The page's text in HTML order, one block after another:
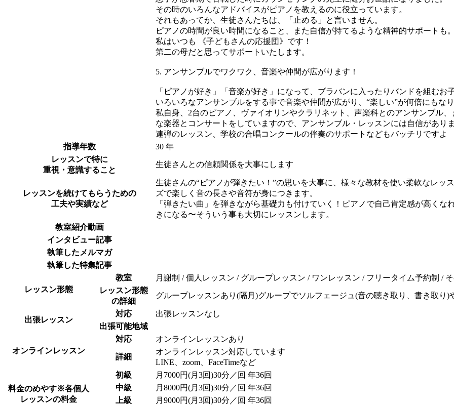
その時のいろんなアドバイスがピアノを教えるのに役立っています。
それもあってか、生徒さんたちは、「止める」と言いません。
ピアノの時間が良い時間になること、また自信が持てるような精神的サポートも。
私はいつも 《子どもさんの応援団》です！
第二の母だと思ってサポートいたします。
5. アンサンブルでワクワク、音楽や仲間が広がります！
「ピアノが好き」「音楽が好き」になって、ブラバンに入ったりバンドを組むお
いろいろなアンサンブルをする事で音楽や仲間が広がり、“楽しい”が何倍にもなり
私自身、2台のピアノ、ヴァイオリンやクラリネット、声楽科とのアンサンブル
な楽器とコンサートをしていますので、アンサンブル・レッスンには自信がありま
連弾のレッスン、学校の合唱コンクールの伴奏のサポートなどもバッチリですよ
指導年数
30 年
レッスンで特に
重視・意識すること
生徒さんとの信頼関係を大事にします
レッスンを続けてもらうための
工夫や実績など
生徒さんの“ピアノが弾きたい！”の思いを大事に、様々な教材を使い柔軟なレッ
ズで楽しく音の長さや音符が身につきます。
「弾きたい曲」を弾きながら基礎力も付けていく！ピアノで自己肯定感が高く
きになる〜そういう事も大切にレッスンします。
教室紹介動画
インタビュー記事
執筆したメルマガ
執筆した特集記事
レッスン形態
教室
月謝制 / 個人レッスン / グループレッスン / ワンレッスン / フリータイム予約制 /
レッスン形態
の詳細
グループレッスンあり(隔月)グループでソルフェージュ(音の聴き取り、書き取り)
出張レッスン
対応
出張レッスンなし
出張可能地域
オンラインレッスン
対応 オンラインレッスンあり
詳細
オンラインレッスン対応しています
LINE、zoom、FaceTimeなど
料金のめやす※各個人
レッスンの料金
初級
月7000円(月3回)30分／回 年36回
中級
月8000円(月3回)30分／回 年36回
上級
月9000円(月3回)30分／回 年36回